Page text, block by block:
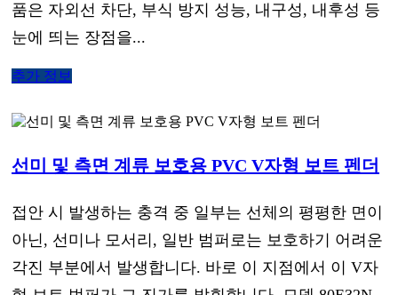
품은 자외선 차단, 부식 방지 성능, 내구성, 내후성 등
눈에 띄는 장점을...
추가 정보
선미 및 측면 계류 보호용 PVC V자형 보트 펜더
접안 시 발생하는 충격 중 일부는 선체의 평평한 면이
아닌, 선미나 모서리, 일반 범퍼로는 보호하기 어려운
각진 부분에서 발생합니다. 바로 이 지점에서 이 V자